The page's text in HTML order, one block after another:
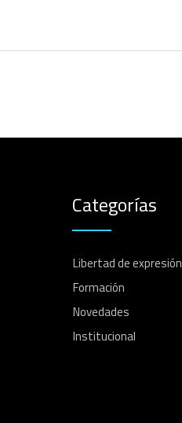
Categorías
Libertad de expresión
Formación
Novedades
Institucional